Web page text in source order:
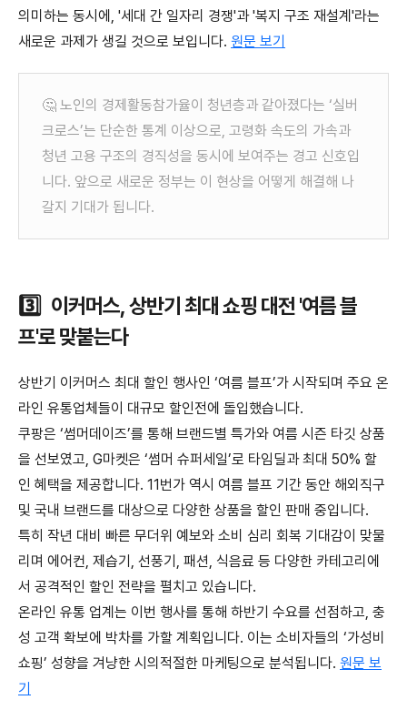
의미하는 동시에, '세대 간 일자리 경쟁'과 '복지 구조 재설계'라는
새로운 과제가 생길 것으로 보입니다. 원문 보기
🤔 노인의 경제활동참가율이 청년층과 같아졌다는 ‘실버
크로스’는 단순한 통계 이상으로, 고령화 속도의 가속과
청년 고용 구조의 경직성을 동시에 보여주는 경고 신호입
니다. 앞으로 새로운 정부는 이 현상을 어떻게 해결해 나
갈지 기대가 됩니다.
3️⃣ 이커머스, 상반기 최대 쇼핑 대전 '여름 블
프'로 맞붙는다
상반기 이커머스 최대 할인 행사인 ‘여름 블프’가 시작되며 주요 온
라인 유통업체들이 대규모 할인전에 돌입했습니 다.
쿠팡은 ‘썸머데이즈’를 통해 브랜드별 특가와 여름 시즌 타깃 상품
을 선보였고, G마켓은 ‘썸머 슈퍼세일’로 타임딜과 최대 50% 할
인 혜택을 제공합니 다. 11번가 역시 여름 블프 기간 동안 해외직구
및 국내 브랜드를 대상으로 다양한 상품을 할인 판매 중입니다.
특히 작년 대비 빠른 무더위 예보와 소비 심리 회복 기대감이 맞물
리며 에어컨, 제습기, 선풍기, 패션, 식음료 등 다양한 카테고리에
서 공격적인 할인 전략을 펼치고 있습니 다.
온라인 유통 업계는 이번 행사를 통해 하반기 수요를 선점하고, 충
성 고객 확보에 박차를 가할 계획입니다. 이는 소비자들의 ‘가성비
쇼핑’ 성향을 겨냥한 시의적절한 마케팅으로 분석됩니다. 원문 보
기